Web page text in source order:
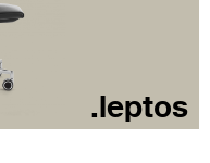
.leptos